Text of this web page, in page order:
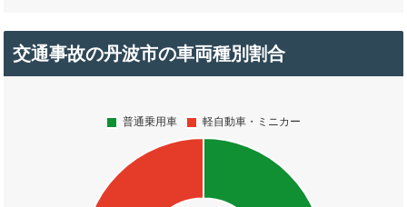
交通事故の丹波市の車両種別割合